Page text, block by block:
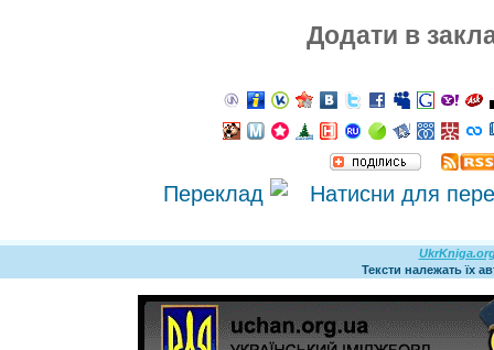
Додати в
Переклад
Тексти належать їх